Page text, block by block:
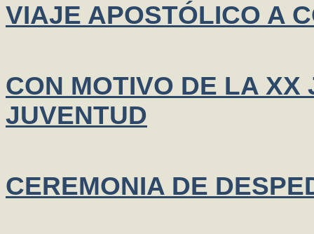
VIAJE APOSTÓLICO A
CON MOTIVO DE LA
JUVENTUD
CEREMONIA DE